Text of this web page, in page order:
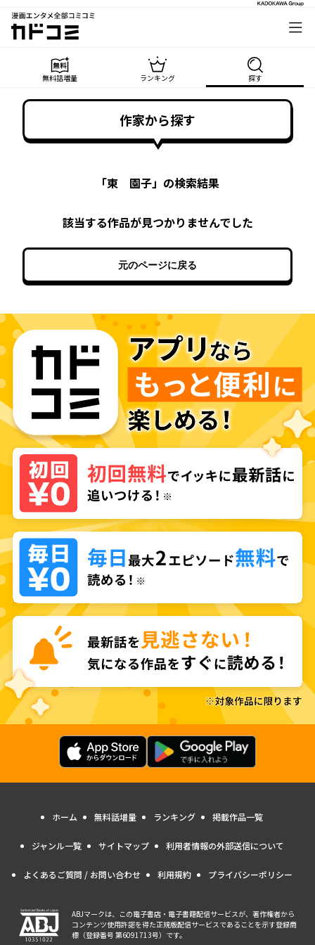
漫画エンタメ全部コミコミ
カドコミ
無料話増量 ランキング 探す
作家から探す
「東 園子」の検索結果
該当する作品が見つかりませんでした
元のページに戻る
ホーム 無料話増量 ランキング 掲載作品一覧
ジャンル一覧 サイトマップ 利用者情報の外部送信について
よくあるご質問 / お問い合わせ 利用規約 プライバシーポリシー
ABJマークは、この電子書店・電子書籍配信サービスが、著作権者から
コンテンツ使用許諾を得た正規版配信サービスであることを示す登録商
標（登録番号 第6091713号）です。